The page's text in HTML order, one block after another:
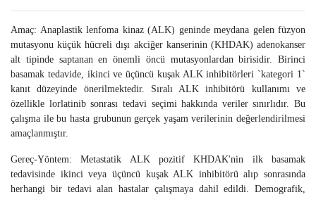
Amaç: Anaplastik lenfoma kinaz (ALK) geninde meydana gelen füzyon
mutasyonu küçük hücreli dışı akciğer kanserinin (KHDAK) adenokanser
alt tipinde saptanan en önemli öncü mutasyonlardan birisidir. Birinci
basamak tedavide, ikinci ve üçüncü kuşak ALK inhibitörleri `kategori 1`
kanıt düzeyinde önerilmektedir. Sıralı ALK inhibitörü kullanımı ve
özellikle lorlatinib sonrası tedavi seçimi hakkında veriler sınırlıdır. Bu
çalışma ile bu hasta grubunun gerçek yaşam verilerinin değerlendirilmesi
amaçlanmıştır.
Gereç-Yöntem: Metastatik ALK pozitif KHDAK'nin ilk basamak
tedavisinde ikinci veya üçüncü kuşak ALK inhibitörü alıp sonrasında
herhangi bir tedavi alan hastalar çalışmaya dahil edildi. Demografik,